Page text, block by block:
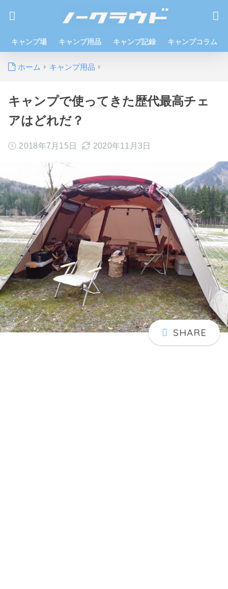
キャンプ場 キャンプ用品 キャンプ記録 キャンプコラム
ホーム キャンプ用品
キャンプで使ってきた歴代最高チェ
アはどれだ？
2018年7月15日 2020年11月3日